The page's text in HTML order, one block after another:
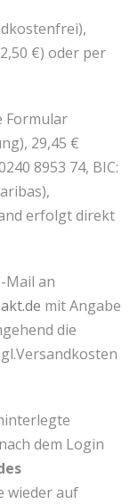
€) oder per
Formular
29,45 €
8953 74, BIC:
erfolgt direkt
Mail an
mit Angabe
die
dem Login
wieder auf